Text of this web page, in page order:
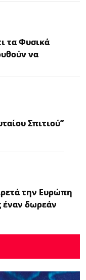
τα Φυσικά
να
Σπιτιού”
την Ευρώπη
έναν δωρεάν